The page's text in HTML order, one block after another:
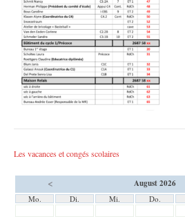
Les vacances et congés scolaires
< August 2026
Mo. Di. Mi. Do.